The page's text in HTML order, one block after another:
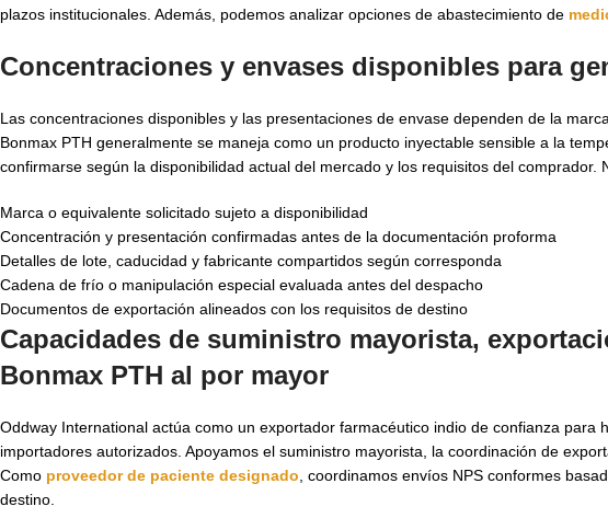
plazos institucionales. Además, podemos analizar opciones de abastecimiento de
Concentraciones y envases disponibles para
Las concentraciones disponibles y las presentaciones de envase dependen de la
Bonmax PTH generalmente se maneja como un producto inyectable sensible a la
confirmarse según la disponibilidad actual del mercado y los requisitos del comprador.
Marca o equivalente solicitado sujeto a disponibilidad
Concentración y presentación confirmadas antes de la documentación proforma
Detalles de lote, caducidad y fabricante compartidos según corresponda
Cadena de frío o manipulación especial evaluada antes del despacho
Documentos de exportación alineados con los requisitos de destino
Capacidades de suministro mayorista,
Bonmax PTH al por mayor
Oddway International actúa como un exportador farmacéutico indio de confianza
importadores autorizados. Apoyamos el suministro mayorista, la coordinación de
Como proveedor de paciente designado , coordinamos envíos NPS conformes
destino.